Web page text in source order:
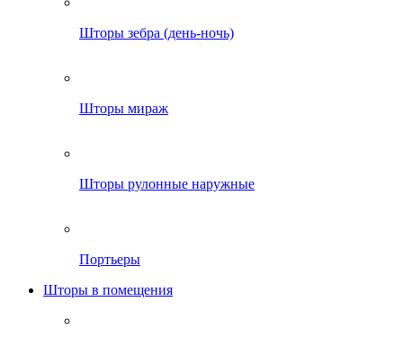
Шторы зебра (день-ночь)
Шторы мираж
Шторы рулонные наружные
Портьеры
Шторы в помещения